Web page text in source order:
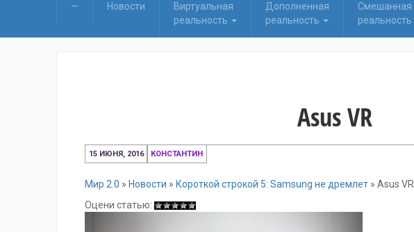
— Новости
Виртуальная
реальность
Дополненная
реальность
Смешанная
реальность
Asus VR
15 ИЮНЯ, 2016
15
июня,
КОНСТАНТИН
Мир 2.0 » Новости » Короткой строкой 5: Samsung не дремлет » Asus VR
Оцени статью: